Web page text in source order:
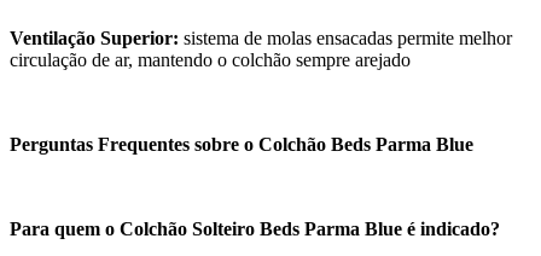
Ventilação Superior: sistema de molas ensacadas permite melhor
circulação de ar, mantendo o colchão sempre arejado
Perguntas Frequentes sobre o Colchão Beds Parma Blue
Para quem o Colchão Solteiro Beds Parma Blue é indicado?